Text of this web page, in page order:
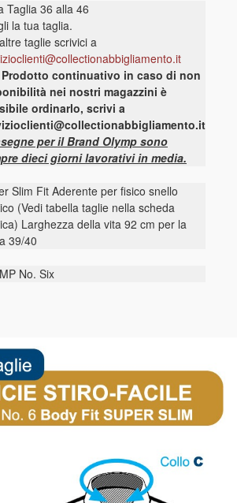
Taglia 36 alla 46
la tua taglia.
taglie scrivici a
Prodotto continuativo in caso di non
nei nostri magazzini è
ordinarlo, scrivi a
per il Brand Olymp sono
dieci giorni lavorativi in media.
Slim Fit Aderente per fisico snello
(Vedi tabella taglie nella scheda
Larghezza della vita 92 cm per la
39/40
No. Six